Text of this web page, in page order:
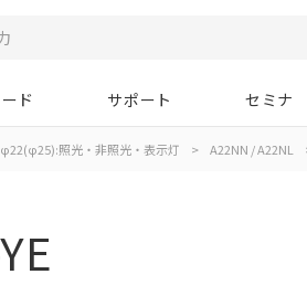
ド サポート セミナ
φ22(φ25):照光・非照光・表示灯 > A22NN / A22NL